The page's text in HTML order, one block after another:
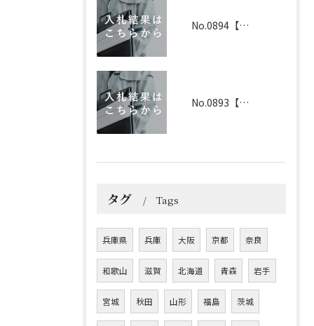
No.0894【兵庫】2026年3月19日 入札結果
No.0893【兵庫】2026年3月25日 入札結果
タグ Tags
兵庫県 兵庫 大阪 京都 奈良
和歌山 滋賀 北海道 青森 岩手
宮城 秋田 山形 福島 茨城